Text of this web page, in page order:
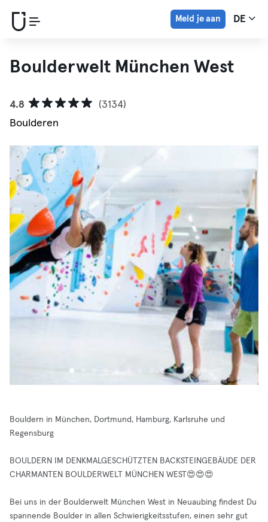
Meld je aan DE
Boulderwelt München West
4.8
(3134)
Boulderen
Bouldern in München, Dortmund, Hamburg, Karlsruhe und
Regensburg
BOULDERN IM DENKMALGESCHÜTZTEN BACKSTEINGEBÄUDE DER
CHARMANTEN BOULDERWELT MÜNCHEN WEST😍😍😍
Bei uns in der Boulderwelt München West in Neuaubing findest Du
spannende Boulder in allen Schwierigkeitsstufen, einen sehr gut